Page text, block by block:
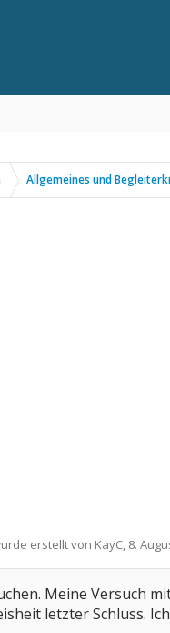
Allgemeines und
erstellt von KayC, 8.
Meine Versuch
letzter Schluss.